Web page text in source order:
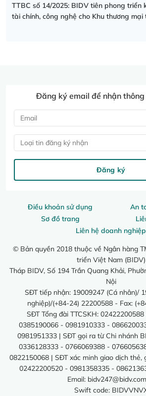
TTBC số 14/2025: BIDV tiên phong triển
tài chính, công nghệ cho Khu thương
Điều khoản sử dụng
An
Sơ đồ trang
Liên hệ doanh nghiệp
© Bản quyền 2018 thuộc về Ngân hàng
triển Việt Nam (BIDV)
Tháp BIDV, Số 194 Trần Quang Khải,
Nội
SĐT tiếp nhận: 19009247 (Cá nhân)/
nghiệp)/(+84-24) 22200588 - Fax:
SĐT Tổng đài TTCSKH:
0385190066 - 0981910333 -
0981951333 | SĐT gọi ra từ Chi nhánh
0336128333 - 0766069388 -
0822150068 | SĐT xác minh giao dịch thẻ,
02422200520 - 0981358335 -
Email:
Swift code:
Đăng ký email để nhận
Loại tin đăng ký nhận
Đăng ký